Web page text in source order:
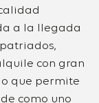
a la llegada
con gran
que permite
como uno